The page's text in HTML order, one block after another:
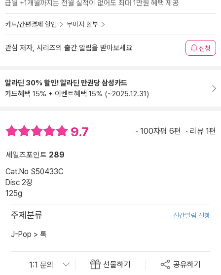
급월 +1개월까지는 전월 실적이 없어도 최대 1만원 혜택 제공
카드/간편결제 할인 무이자 할부
관심 저자, 시리즈의 출간 알림을 받아보세요 신청
알라딘 30% 할인! 알라딘 만권당 삼성카드
카드혜택 15% + 이벤트혜택 15% (~2025.12.31)
9.7 100자평 6편 리뷰 1편
세일즈포인트 289
Cat.No S50433C
Disc 2장
125g
주제분류 신간알림 신청
J-Pop > 록
선물하기 공유하기